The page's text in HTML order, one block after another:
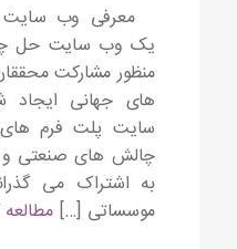
یک وب سایت حل
منظور مشارکت
های جهانی
سایت پلت فرم های
چالش های صنعتی و
به اشتراک می
موسساتی […]